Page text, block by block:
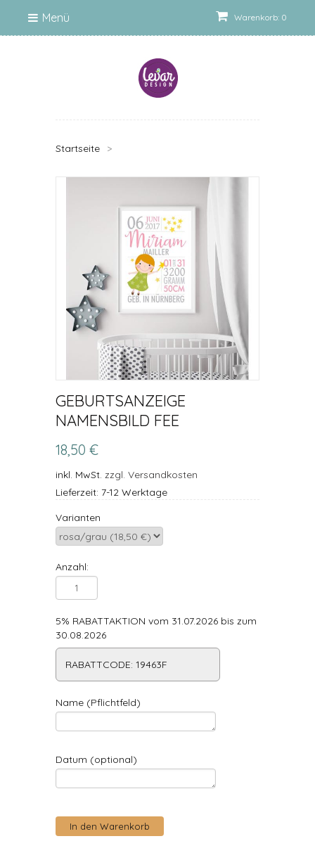
Warenkorb: 0
Menü
Startseite >
GEBURTSANZEIGE
NAMENSBILD FEE
18,50 €
inkl. MwSt. zzgl. Versandkosten
Lieferzeit: 7-12 Werktage
Varianten
Anzahl:
5% RABATTAKTION vom 31.07.2026 bis zum
30.08.2026
RABATTCODE: 19463F
Name (Pflichtfeld)
Datum (optional)